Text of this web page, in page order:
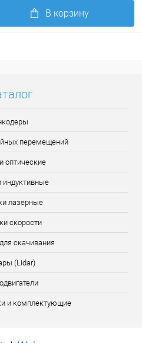
В корзину
перемещений
оптические
индуктивные
лазерные
скорости
скачивания
(Lidar)
и комплектующие